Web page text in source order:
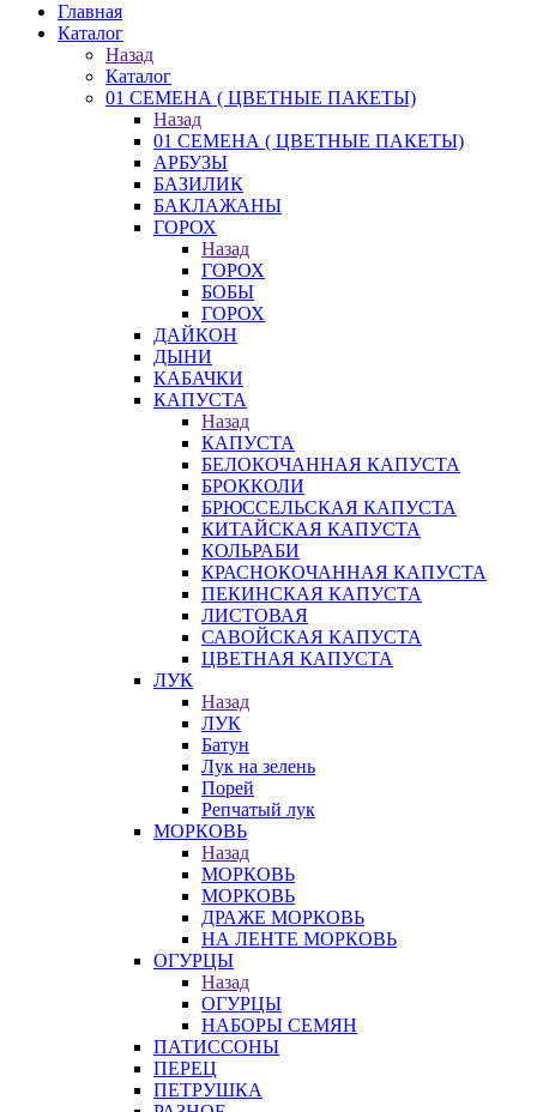
Главная
Каталог
Назад
Каталог
01 СЕМЕНА ( ЦВЕТНЫЕ ПАКЕТЫ)
Назад
01 СЕМЕНА ( ЦВЕТНЫЕ ПАКЕТЫ)
АРБУЗЫ
БАЗИЛИК
БАКЛАЖАНЫ
ГОРОХ
Назад
ГОРОХ
БОБЫ
ГОРОХ
ДАЙКОН
ДЫНИ
КАБАЧКИ
КАПУСТА
Назад
КАПУСТА
БЕЛОКОЧАННАЯ КАПУСТА
БРОККОЛИ
БРЮССЕЛЬСКАЯ КАПУСТА
КИТАЙСКАЯ КАПУСТА
КОЛЬРАБИ
КРАСНОКОЧАННАЯ КАПУСТА
ПЕКИНСКАЯ КАПУСТА
ЛИСТОВАЯ
САВОЙСКАЯ КАПУСТА
ЦВЕТНАЯ КАПУСТА
ЛУК
Назад
ЛУК
Батун
Лук на зелень
Порей
Репчатый лук
МОРКОВЬ
Назад
МОРКОВЬ
МОРКОВЬ
ДРАЖЕ МОРКОВЬ
НА ЛЕНТЕ МОРКОВЬ
ОГУРЦЫ
Назад
ОГУРЦЫ
НАБОРЫ СЕМЯН
ПАТИССОНЫ
ПЕРЕЦ
ПЕТРУШКА